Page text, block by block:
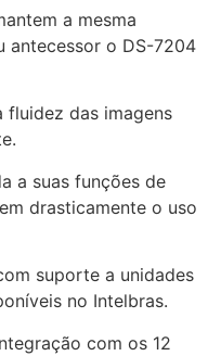
a mesma
antecessor o DS-7204
fluidez das imagens
a suas funções de
drasticamente o uso
suporte a unidades
no Intelbras.
com os 12